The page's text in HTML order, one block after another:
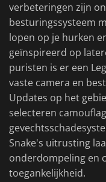
verbeteringen zijn
besturingssysteem
lopen op je hurken
geïnspireerd op
puristen is er een
vaste camera en
Updates op het
selecteren
Snake's uitrusting
onderdompeling en
toegankelijkheid.